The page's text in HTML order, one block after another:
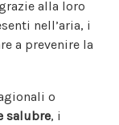
alla loro
nell’aria, i
a prevenire la
o
salubre, i